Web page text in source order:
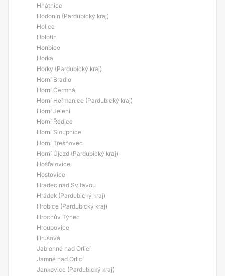
Hnátnice
Hodonín (Pardubický kraj)
Holice
Holotín
Honbice
Horka
Horky (Pardubický kraj)
Horní Bradlo
Horní Čermná
Horní Heřmanice (Pardubický kraj)
Horní Jelení
Horní Ředice
Horní Sloupnice
Horní Třešňovec
Horní Újezd (Pardubický kraj)
Hošťalovice
Hostovice
Hradec nad Svitavou
Hrádek (Pardubický kraj)
Hrobice (Pardubický kraj)
Hrochův Týnec
Hroubovice
Hrušová
Jablonné nad Orlicí
Jamné nad Orlicí
Jankovice (Pardubický kraj)